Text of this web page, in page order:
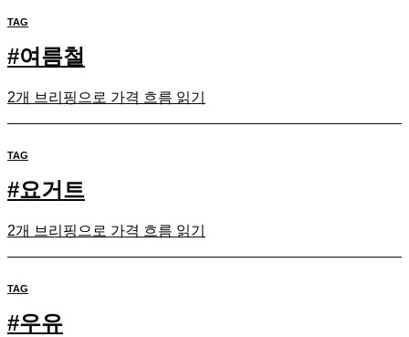
TAG
#여름철
2개 브리핑으로 가격 흐름 읽기
TAG
#요거트
2개 브리핑으로 가격 흐름 읽기
TAG
#우유